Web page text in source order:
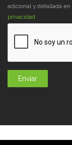
adicional y detallada en
privacidad